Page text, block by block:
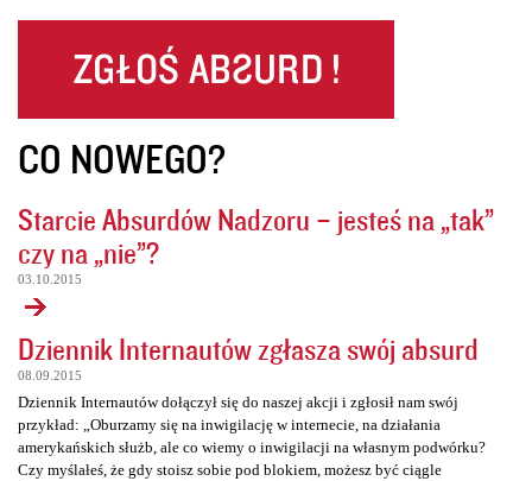
CO NOWEGO?
Starcie Absurdów Nadzoru – jesteś na „tak”
czy na „nie”?
03.10.2015
Dziennik Internautów zgłasza swój absurd
08.09.2015
Dziennik Internautów dołączył się do naszej akcji i zgłosił nam swój
przykład: „Oburzamy się na inwigilację w internecie, na działania
amerykańskich służb, ale co wiemy o inwigilacji na własnym podwórku?
Czy myślałeś, że gdy stoisz sobie pod blokiem, możesz być ciągle